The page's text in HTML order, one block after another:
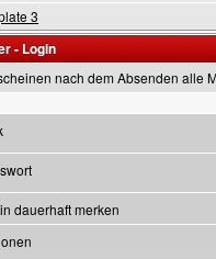
3
- Login
nach dem Absenden alle
dauerhaft merken